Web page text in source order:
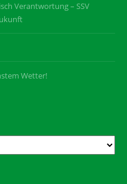
Verantwortung – SSV
Wetter!